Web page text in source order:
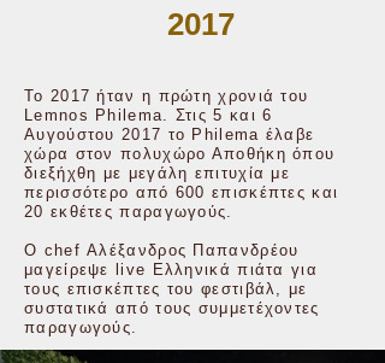
2017
Το 2017 ήταν η πρώτη χρονιά του
Lemnos Philema. Στις 5 και 6
Αυγούστου 2017 το Philema έλαβε
χώρα στον πολυχώρο Αποθήκη όπου
διεξήχθη με μεγάλη επιτυχία με
περισσότερο από 600 επισκέπτες και
20 εκθέτες παραγωγούς.
Ο chef Αλέξανδρος Παπανδρέου
μαγείρεψε live Ελληνικά πιάτα για
τους επισκέπτες του φεστιβάλ, με
συστατικά από τους συμμετέχοντες
παραγωγούς.